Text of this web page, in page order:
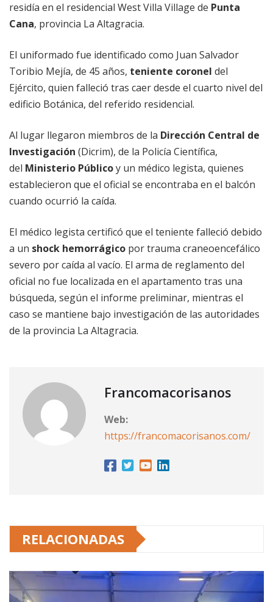
residía en el residencial West Villa Village de Punta
Cana, provincia La Altagracia.
El uniformado fue identificado como Juan Salvador
Toribio Mejía, de 45 años, teniente coronel del
Ejército, quien falleció tras caer desde el cuarto nivel del
edificio Botánica, del referido residencial.
Al lugar llegaron miembros de la Dirección Central de
Investigación (Dicrim), de la Policía Científica,
del Ministerio Públicoy un médico legista, quienes
establecieron que el oficial se encontraba en el balcón
cuando ocurrió la caída.
El médico legista certificó que el teniente falleció debido
a un shock hemorrágico por trauma craneoencefálico
severo por caída al vacío. El arma de reglamento del
oficial no fue localizada en el apartamento tras una
búsqueda, según el informe preliminar, mientras el
caso se mantiene bajo investigación de las autoridades
de la provincia La Altagracia.
Francomacorisanos
Web:
https://francomacorisanos.com/
RELACIONADAS